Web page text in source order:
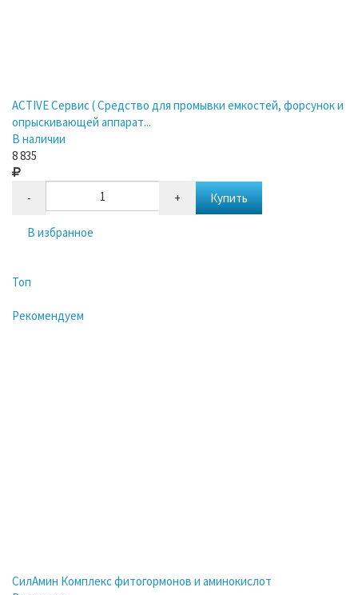
ACTIVE Сервис ( Средство для промывки емкостей, форсунок и
опрыскивающей аппарат...
В наличии
8 835
- + Купить
В избранное
Топ
Рекомендуем
СилАмин Комплекс фитогормонов и аминокислот